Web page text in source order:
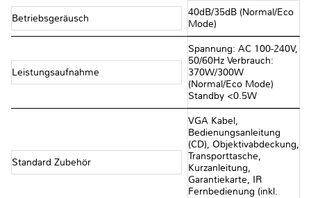
Betriebsgeräusch
40dB/35dB (Normal/Eco
Mode)
Leistungsaufnahme
Spannung: AC 100-240V,
50/60Hz Verbrauch:
370W/300W
(Normal/Eco Mode)
Standby <0.5W
Standard Zubehör
VGA Kabel,
Bedienungsanleitung
(CD), Objektivabdeckung,
Transporttasche,
Kurzanleitung,
Garantiekarte, IR
Fernbedienung (inkl.